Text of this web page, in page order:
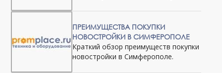
ПРЕИМУЩЕСТВА ПОКУПКИ
НОВОСТРОЙКИ В СИМФЕРОПОЛЕ
Краткий обзор преимуществ покупки
новостройки в Симферополе.